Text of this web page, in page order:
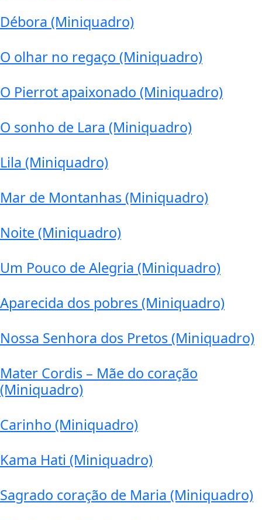
Débora (Miniquadro)
O olhar no regaço (Miniquadro)
O Pierrot apaixonado (Miniquadro)
O sonho de Lara (Miniquadro)
Lila (Miniquadro)
Mar de Montanhas (Miniquadro)
Noite (Miniquadro)
Um Pouco de Alegria (Miniquadro)
Aparecida dos pobres (Miniquadro)
Nossa Senhora dos Pretos (Miniquadro)
Mater Cordis – Mãe do coração
(Miniquadro)
Carinho (Miniquadro)
Kama Hati (Miniquadro)
Sagrado coração de Maria (Miniquadro)